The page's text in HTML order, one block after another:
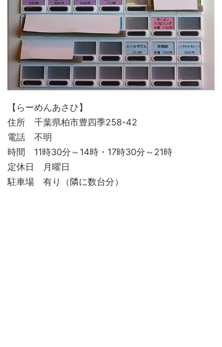
【らーめんあさひ】
住所 千葉県柏市豊四季258-42
電話 不明
時間 11時30分～14時・17時30分～21時
定休日 月曜日
駐車場 有り（隣に数台分）